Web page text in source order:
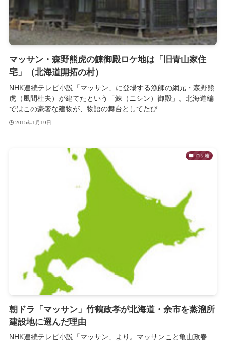
マッサン・森野熊虎の鰊御殿ロケ地は「旧青山家住
宅」（北海道開拓の村）
NHK連続テレビ小説「マッサン」に登場する漁師の網元・森野熊
虎（風間杜夫）が建てたという「鰊（ニシン）御殿」。北海道編
ではこの豪奢な建物が、物語の舞台としてたび...
2015年1月19日
ロケ地
朝ドラ「マッサン」竹鶴政孝が北海道・余市を蒸溜所
建設地に選んだ理由
NHK連続テレビ小説「マッサン」より。マッサンこと亀山政春